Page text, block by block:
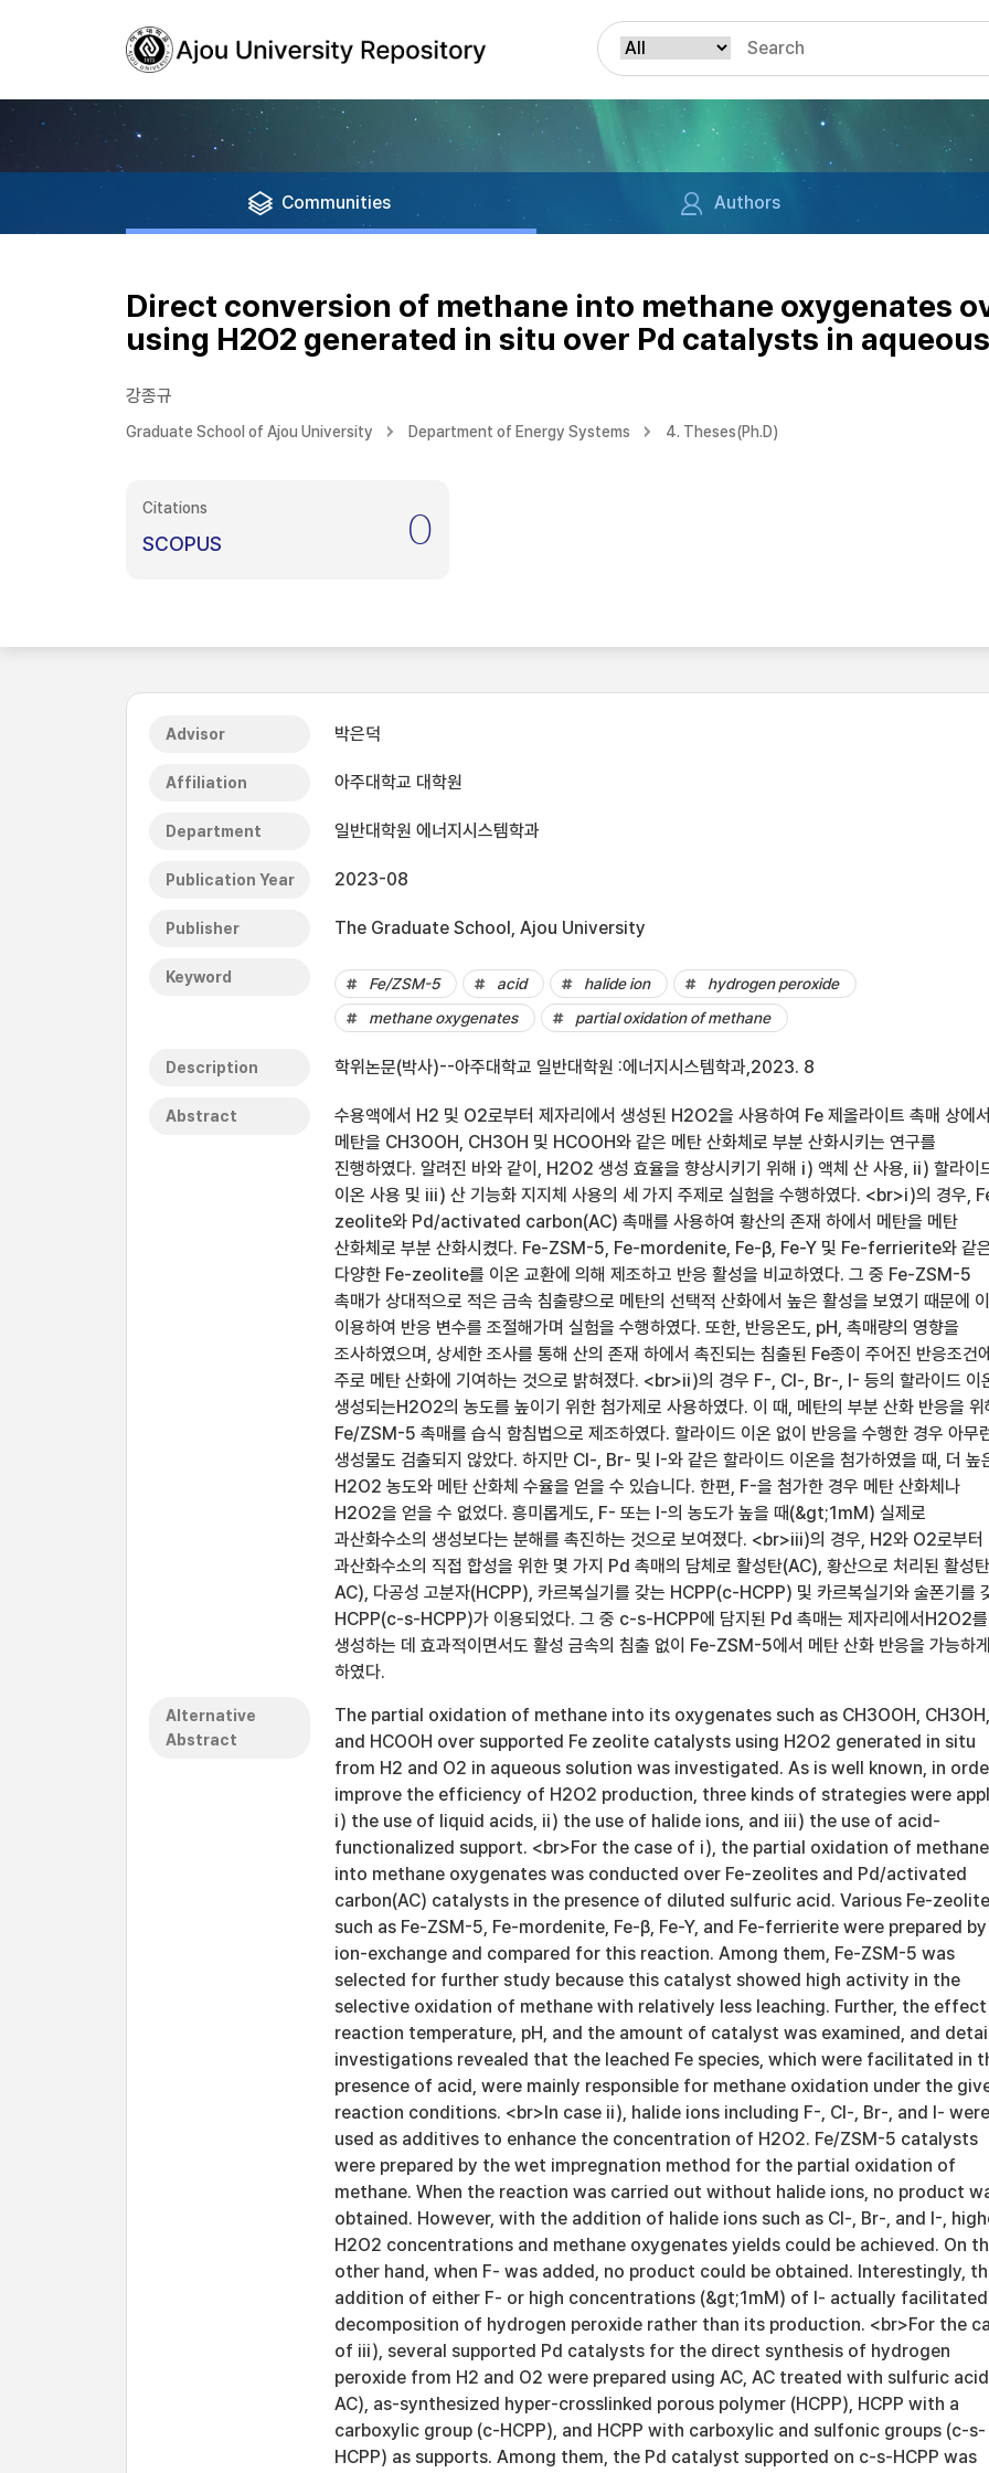
Communities Authors
Direct conversion of methane into methane oxygenates
using H2O2 generated in situ over Pd catalysts in
강종규
Graduate School of Ajou University Department of Energy Systems 4. Theses(Ph.D)
Citations
SCOPUS 0
Advisor 박은덕
Affiliation 아주대학교 대학원
Department 일반대학원 에너지시스템학과
Publication Year 2023-08
Publisher The Graduate School, Ajou University
Keyword Fe/ZSM-5 acid halide ion
hydrogen peroxide
methane oxygenates
partial oxidation of methane
Description 학위논문(박사)--아주대학교 일반대학원 :에너지시스템학과,2023. 8
Abstract
수용액에서 H2 및 O2로부터 제자리에서 생성된 H2O2을 사용하여 Fe 제올라이트 촉매 상에서
메탄을 CH3OOH, CH3OH 및 HCOOH와 같은 메탄 산화체로 부분 산화시키는 연구를
진행하였다. 알려진 바와 같이, H2O2 생성 효율을 향상시키기 위해 i) 액체 산 사용, ii) 할라이
이온 사용 및 iii) 산 기능화 지지체 사용의 세 가지 주제로 실험을 수행하였다. <br>i)의 경우,
zeolite와 Pd/activated carbon(AC) 촉매를 사용하여 황산의 존재 하에서 메탄을 메탄
산화체로 부분 산화시켰다. Fe-ZSM-5, Fe-mordenite, Fe-β, Fe-Y 및 Fe-ferrierite와 같
다양한 Fe-zeolite를 이온 교환에 의해 제조하고 반응 활성을 비교하였다. 그 중 Fe-ZSM-5
촉매가 상대적으로 적은 금속 침출량으로 메탄의 선택적 산화에서 높은 활성을 보였기 때문에
이용하여 반응 변수를 조절해가며 실험을 수행하였다. 또한, 반응온도, pH, 촉매량의 영향을
조사하였으며, 상세한 조사를 통해 산의 존재 하에서 촉진되는 침출된 Fe종이 주어진 반응조건
주로 메탄 산화에 기여하는 것으로 밝혀졌다. <br>ii)의 경우 F-, Cl-, Br-, I- 등의 할라이드 이
생성되는H2O2의 농도를 높이기 위한 첨가제로 사용하였다. 이 때, 메탄의 부분 산화 반응을 위
Fe/ZSM-5 촉매를 습식 함침법으로 제조하였다. 할라이드 이온 없이 반응을 수행한 경우 아무
생성물도 검출되지 않았다. 하지만 Cl-, Br- 및 I-와 같은 할라이드 이온을 첨가하였을 때, 더 높
H2O2 농도와 메탄 산화체 수율을 얻을 수 있습니다. 한편, F-을 첨가한 경우 메탄 산화체나
H2O2을 얻을 수 없었다. 흥미롭게도, F- 또는 I-의 농도가 높을 때(&gt;1mM) 실제로
과산화수소의 생성보다는 분해를 촉진하는 것으로 보여졌다. <br>iii)의 경우, H2와 O2로부터
과산화수소의 직접 합성을 위한 몇 가지 Pd 촉매의 담체로 활성탄(AC), 황산으로 처리된 활성
AC), 다공성 고분자(HCPP), 카르복실기를 갖는 HCPP(c-HCPP) 및 카르복실기와 술폰기를
HCPP(c-s-HCPP)가 이용되었다. 그 중 c-s-HCPP에 담지된 Pd 촉매는 제자리에서H2O2를
생성하는 데 효과적이면서도 활성 금속의 침출 없이 Fe-ZSM-5에서 메탄 산화 반응을 가능하게
하였다.
Alternative
Abstract
The partial oxidation of methane into its oxygenates such as CH3OOH, CH3OH,
and HCOOH over supported Fe zeolite catalysts using H2O2 generated in situ
from H2 and O2 in aqueous solution was investigated. As is well known, in
improve the efficiency of H2O2 production, three kinds of strategies were
i) the use of liquid acids, ii) the use of halide ions, and iii) the use of acid-
functionalized support. <br>For the case of i), the partial oxidation of methane
into methane oxygenates was conducted over Fe-zeolites and Pd/activated
carbon(AC) catalysts in the presence of diluted sulfuric acid. Various Fe-
such as Fe-ZSM-5, Fe-mordenite, Fe-β, Fe-Y, and Fe-ferrierite were prepared by
ion-exchange and compared for this reaction. Among them, Fe-ZSM-5 was
selected for further study because this catalyst showed high activity in the
selective oxidation of methane with relatively less leaching. Further, the
reaction temperature, pH, and the amount of catalyst was examined, and
investigations revealed that the leached Fe species, which were facilitated in
presence of acid, were mainly responsible for methane oxidation under the
reaction conditions. <br>In case ii), halide ions including F-, Cl-, Br-, and I- were
used as additives to enhance the concentration of H2O2. Fe/ZSM-5 catalysts
were prepared by the wet impregnation method for the partial oxidation of
methane. When the reaction was carried out without halide ions, no product
obtained. However, with the addition of halide ions such as Cl-, Br-, and I-,
H2O2 concentrations and methane oxygenates yields could be achieved. On
other hand, when F- was added, no product could be obtained. Interestingly,
addition of either F- or high concentrations (&gt;1mM) of I- actually
decomposition of hydrogen peroxide rather than its production. <br>For the
of iii), several supported Pd catalysts for the direct synthesis of hydrogen
peroxide from H2 and O2 were prepared using AC, AC treated with sulfuric
AC), as-synthesized hyper-crosslinked porous polymer (HCPP), HCPP with a
carboxylic group (c-HCPP), and HCPP with carboxylic and sulfonic groups (c-s-
HCPP) as supports. Among them, the Pd catalyst supported on c-s-HCPP was